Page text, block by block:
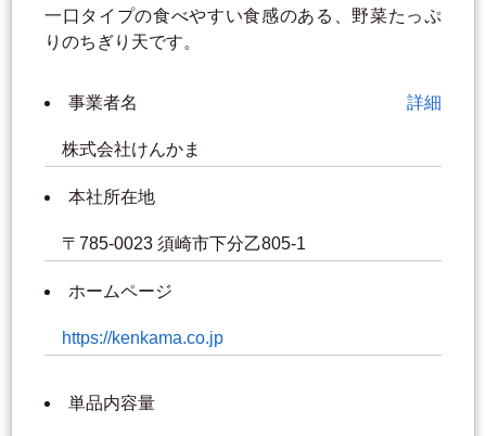
一口タイプの食べやすい食感のある、野菜たっぷ
りのちぎり天です。
事業者名 詳細
株式会社けんかま
本社所在地
〒785-0023 須崎市下分乙805-1
ホームページ
https://kenkama.co.jp
単品内容量